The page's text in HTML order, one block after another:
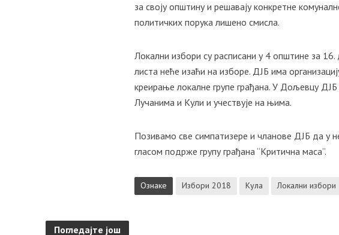
за своју општину и решавају конкретне
политичких порука лишено смисла.
Локални избори су расписани у 4 општине за
листа неће изаћи на изборе. ДЈБ има
креирање локалне групе грађана. У Дољевцу
Лучанима и Кули и учествује на њима.
Позивамо све симпатизере и чланове ДЈБ да у
гласом подрже групу грађана “Критична маса”.
Ознаке Избори 2018 Кула Локални избори
Погледајте још